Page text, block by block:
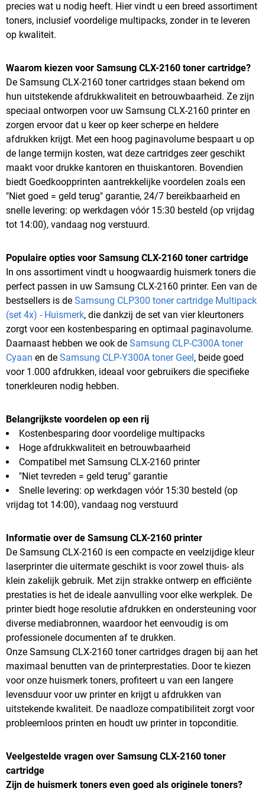
precies wat u nodig heeft. Hier vindt u een breed assortiment
toners, inclusief voordelige multipacks, zonder in te leveren
op kwaliteit.
Waarom kiezen voor Samsung CLX-2160 toner cartridge?
De Samsung CLX-2160 toner cartridges staan bekend om
hun uitstekende afdrukkwaliteit en betrouwbaarheid. Ze zijn
speciaal ontworpen voor uw Samsung CLX-2160 printer en
zorgen ervoor dat u keer op keer scherpe en heldere
afdrukken krijgt. Met een hoog paginavolume bespaart u op
de lange termijn kosten, wat deze cartridges zeer geschikt
maakt voor drukke kantoren en thuiskantoren. Bovendien
biedt Goedkoopprinten aantrekkelijke voordelen zoals een
"Niet goed = geld terug" garantie, 24/7 bereikbaarheid en
snelle levering: op werkdagen vóór 15:30 besteld (op vrijdag
tot 14:00), vandaag nog verstuurd.
Populaire opties voor Samsung CLX-2160 toner cartridge
In ons assortiment vindt u hoogwaardig huismerk toners die
perfect passen in uw Samsung CLX-2160 printer. Een van de
bestsellers is de Samsung CLP300 toner cartridge Multipack
(set 4x) - Huismerk, die dankzij de set van vier kleurtoners
zorgt voor een kostenbesparing en optimaal paginavolume.
Daarnaast hebben we ook de Samsung CLP-C300A toner
Cyaan en de Samsung CLP-Y300A toner Geel, beide goed
voor 1.000 afdrukken, ideaal voor gebruikers die specifieke
tonerkleuren nodig hebben.
Belangrijkste voordelen op een rij
Kostenbesparing door voordelige multipacks
Hoge afdrukkwaliteit en betrouwbaarheid
Compatibel met Samsung CLX-2160 printer
"Niet tevreden = geld terug" garantie
Snelle levering: op werkdagen vóór 15:30 besteld (op
vrijdag tot 14:00), vandaag nog verstuurd
Informatie over de Samsung CLX-2160 printer
De Samsung CLX-2160 is een compacte en veelzijdige kleur
laserprinter die uitermate geschikt is voor zowel thuis- als
klein zakelijk gebruik. Met zijn strakke ontwerp en efficiënte
prestaties is het de ideale aanvulling voor elke werkplek. De
printer biedt hoge resolutie afdrukken en ondersteuning voor
diverse mediabronnen, waardoor het eenvoudig is om
professionele documenten af te drukken.
Onze Samsung CLX-2160 toner cartridges dragen bij aan het
maximaal benutten van de printerprestaties. Door te kiezen
voor onze huismerk toners, profiteert u van een langere
levensduur voor uw printer en krijgt u afdrukken van
uitstekende kwaliteit. De naadloze compatibiliteit zorgt voor
probleemloos printen en houdt uw printer in topconditie.
Veelgestelde vragen over Samsung CLX-2160 toner
cartridge
Zijn de huismerk toners even goed als originele toners?